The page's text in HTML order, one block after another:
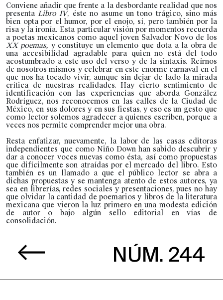
Conviene añadir que frente a la desbordante realidad que nos
presentaLibro IV, éste no asume un tono trágico, sino más
bien opta por el humor, por el enojo, sí, pero también por la
risa y la ironía. Esta particular visión por momentos recuerda
a poetas mexicanos como aquel joven Salvador Novo de los
XXpoemas, y constituye un elemento que dota a la obra de
una accesibilidad agradable para quien no está del todo
acostumbrado a este uso del verso y de la sintaxis. Reírnos
de nosotros mismos y celebrar en este enorme carnaval en el
que nos ha tocado vivir, aunque sin dejar de lado la mirada
crítica de nuestras realidades. Hay cierto sentimiento de
identificación con las experiencias que aborda González
Rodríguez, nos reconocemos en las calles de la Ciudad de
México, en sus dolores y en sus fiestas, y eso es un gesto que
como lector solemos agradecer a quienes escriben, porque a
veces nos permite comprender mejor una obra.
Resta enfatizar, nuevamente, la labor de las casas editoras
independientes que como Niño Down han sabido descubrir y
dar a conocer voces nuevas como ésta, así como propuestas
que difícilmente son atraídas por el mercado del libro. Esto
también es un llamado a que el público lector se abra a
dichas propuestas y se mantenga atento de estos autores, ya
sea en librerías, redes sociales y presentaciones, pues no hay
que olvidar la cantidad de poemarios y libros de la literatura
mexicana que vieron la luz primero en una modesta edición
de autor o bajo algún sello editorial en vías de
consolidación.
NÚM. 244